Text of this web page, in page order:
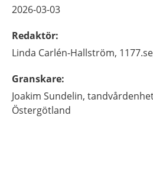
2026-03-03
Redaktör:
Linda Carlén-Hallström,
Granskare:
Joakim Sundelin,
Östergötland